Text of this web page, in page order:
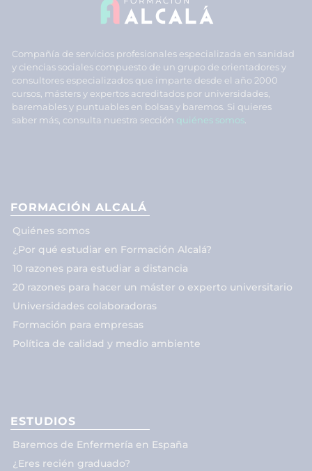
Compañía de servicios profesionales especializada en sanidad
y ciencias sociales compuesto de un grupo de orientadores y
consultores especializados que imparte desde el año 2000
cursos, másters y expertos acreditados por universidades,
baremables y puntuables en bolsas y baremos. Si quieres
saber más, consulta nuestra sección quiénes somos
FORMACIÓN ALCALÁ
Quiénes somos
¿Por qué estudiar en Formación Alcalá?
10 razones para estudiar a distancia
20 razones para hacer un máster o experto universitario
Universidades colaboradoras
Formación para empresas
Política de calidad y medio ambiente
ESTUDIOS
Baremos de Enfermería en España
¿Eres recién graduado?